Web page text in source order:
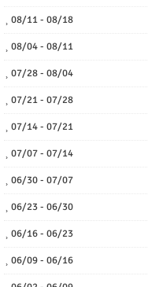
08/11 - 08/18
08/04 - 08/11
07/28 - 08/04
07/21 - 07/28
07/14 - 07/21
07/07 - 07/14
06/30 - 07/07
06/23 - 06/30
06/16 - 06/23
06/09 - 06/16